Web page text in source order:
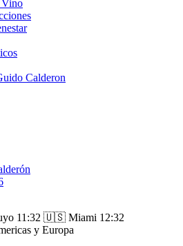
Vino
Calderon
11:32 🇺🇸 Miami 12:32
y Europa